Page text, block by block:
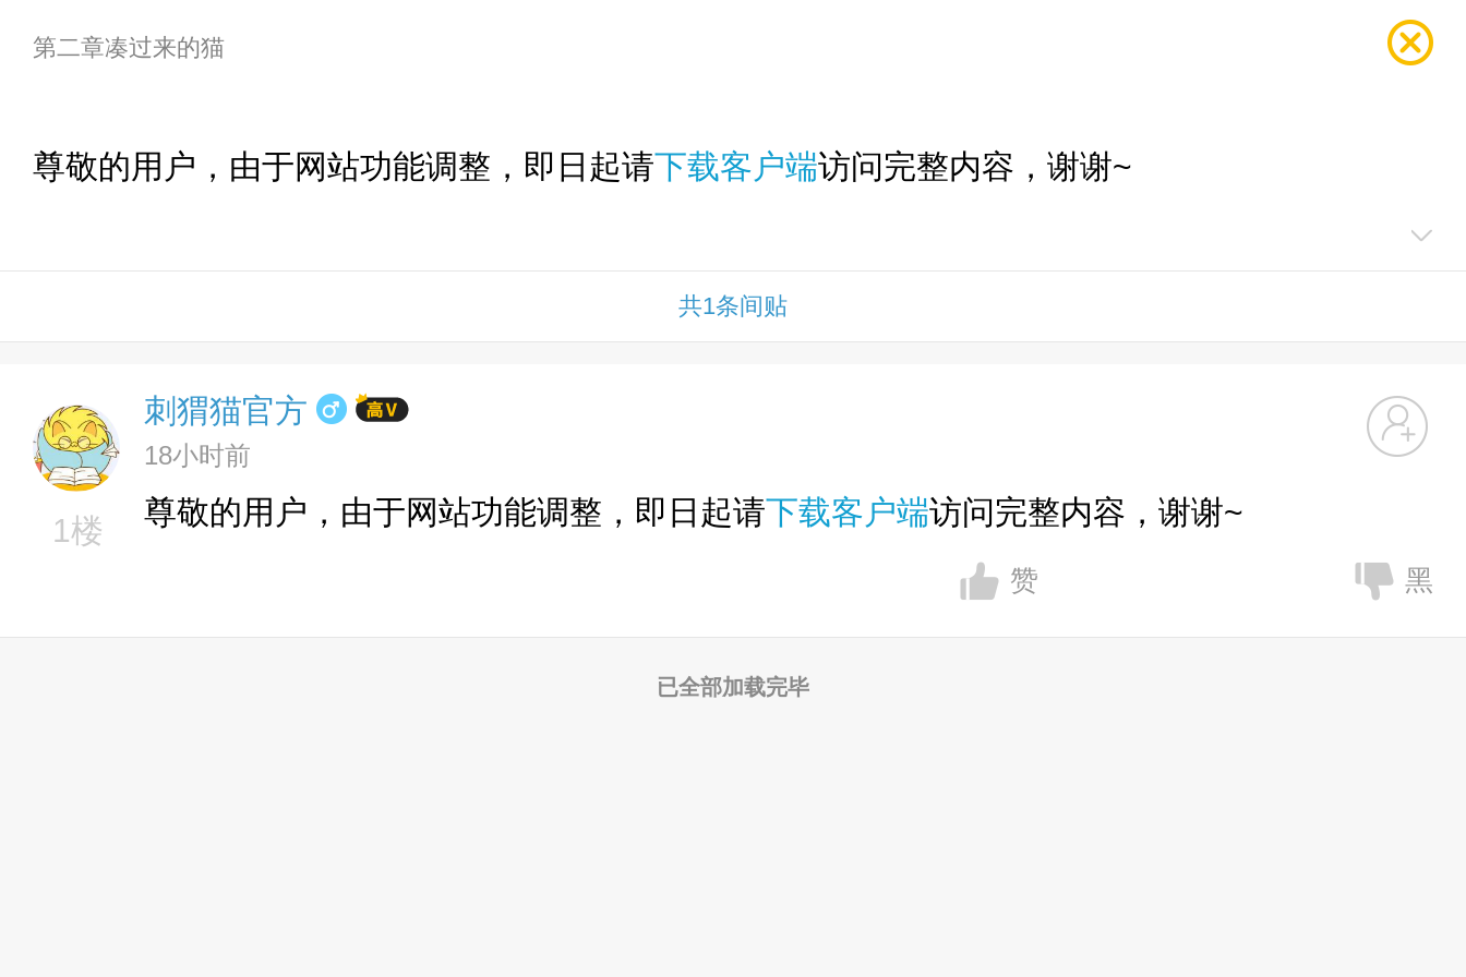
第二章凑过来的猫
尊敬的用户，由于网站功能调整，即日起请下载客户端访问完整内容，谢谢~
共1条间贴
1楼
刺猬猫官方
18小时前
尊敬的用户，由于网站功能调整，即日起请下载客户端访问完整内容，谢谢~
赞 黑
已全部加载完毕